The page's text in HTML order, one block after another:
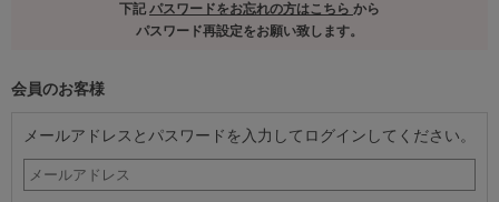
下記パスワードをお忘れの方はこちら から
パスワード再設定をお願い致します。
会員のお客様
メールアドレスとパスワードを入力してログインしてください。